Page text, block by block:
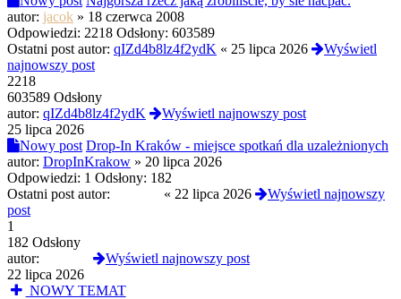
autor: jacok » 18 czerwca 2008
Odpowiedzi: 2218 Odsłony: 603589
Ostatni post autor: qIZd4b8lz4f2ydK « 25 lipca 2026
Wyświetl
najnowszy post
2218
603589 Odsłony
autor: qIZd4b8lz4f2ydK
Wyświetl najnowszy post
25 lipca 2026
Nowy post Drop-In Kraków - miejsce spotkań dla uzależnionych
autor: DropInKrakow » 20 lipca 2026
Odpowiedzi: 1 Odsłony: 182
Ostatni post autor:
« 22 lipca 2026
Wyświetl najnowszy
post
1
182 Odsłony
autor:
Wyświetl najnowszy post
22 lipca 2026
NOWY TEMAT